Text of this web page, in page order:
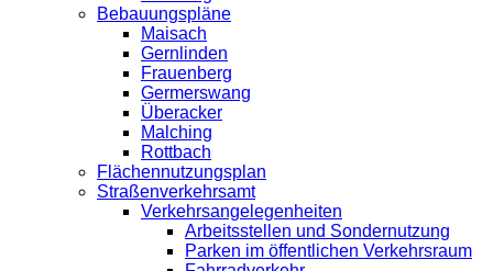
Bebauungspläne
Maisach
Gernlinden
Frauenberg
Germerswang
Überacker
Malching
Rottbach
Flächennutzungsplan
Straßenverkehrsamt
Verkehrsangelegenheiten
Arbeitsstellen und Sondernutzung
Parken im öffentlichen Verkehrsraum